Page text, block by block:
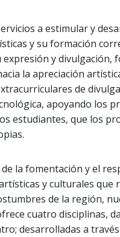
a estimular y
y su formación
y divulgación,
la apreciación
de
apoyando los
estudiantes, que los
la fomentación y el
y culturales que
de la región,
cuatro disciplinas,
desarrolladas a